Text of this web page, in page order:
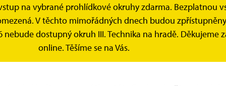
na vybrané prohlídkové okruhy zdarma. Bezplatnou
V těchto mimořádných dnech budou
nebude dostupný okruh III. Technika na hradě.
online. Těšíme se na Vás.
Fotografování a natáčení
a natáčení